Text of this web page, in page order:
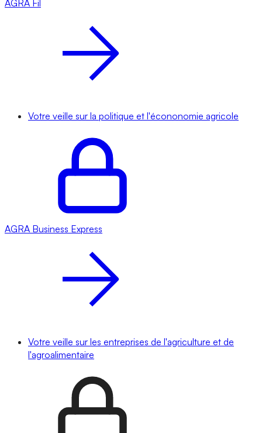
AGRA Fil
Votre veille sur la politique et l'écononomie agricole
AGRA Business Express
Votre veille sur les entreprises de l'agriculture et de
l'agroalimentaire